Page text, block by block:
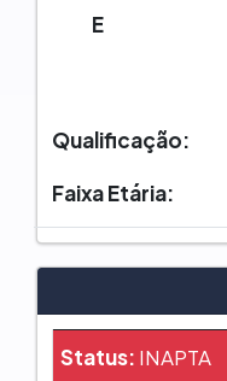
E
Qualificação:
Faixa Etária:
Status: INAPTA